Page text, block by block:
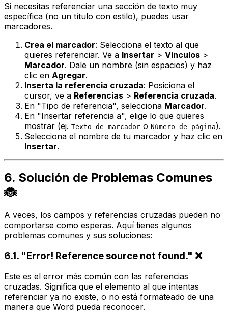
Si necesitas referenciar una sección de texto muy
específica (no un título con estilo), puedes usar
marcadores.
Crea el marcador: Selecciona el texto al que
quieres referenciar. Ve a Insertar > Vínculos >
Marcador. Dale un nombre (sin espacios) y haz
clic en Agregar.
Inserta la referencia cruzada: Posiciona el
cursor, ve a Referencias > Referencia cruzada.
En "Tipo de referencia", selecciona Marcador.
En "Insertar referencia a", elige lo que quieres
mostrar (ej. Texto de marcador o Número de página).
Selecciona el nombre de tu marcador y haz clic en
Insertar.
6. Solución de Problemas Comunes
🐞
A veces, los campos y referencias cruzadas pueden no
comportarse como esperas. Aquí tienes algunos
problemas comunes y sus soluciones:
6.1. "Error! Reference source not found." ❌
Este es el error más común con las referencias
cruzadas. Significa que el elemento al que intentas
referenciar ya no existe, o no está formateado de una
manera que Word pueda reconocer.